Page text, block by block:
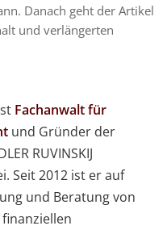
Danach geht der Artikel
und verlängerten
Fachanwalt für
und Gründer der
RUVINSKIJ
Seit 2012 ist er auf
und Beratung von